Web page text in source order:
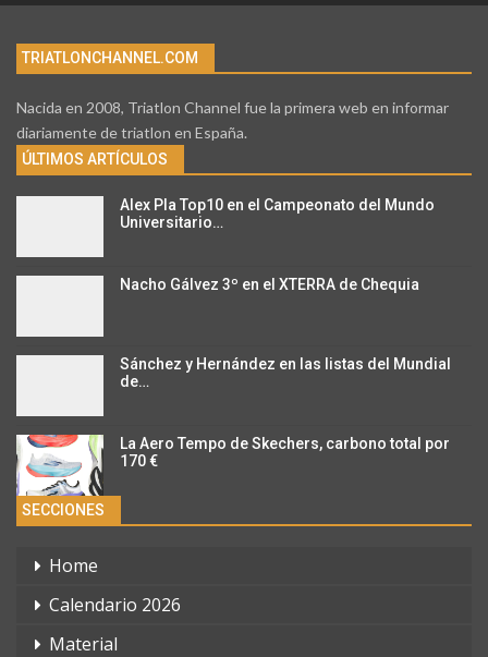
TRIATLONCHANNEL.COM
Nacida en 2008, Triatlon Channel fue la primera web en informar
diariamente de triatlon en España.
ÚLTIMOS ARTÍCULOS
Alex Pla Top10 en el Campeonato del Mundo
Universitario…
Nacho Gálvez 3º en el XTERRA de Chequia
Sánchez y Hernández en las listas del Mundial
de…
La Aero Tempo de Skechers, carbono total por
170 €
SECCIONES
Home
Calendario 2026
Material